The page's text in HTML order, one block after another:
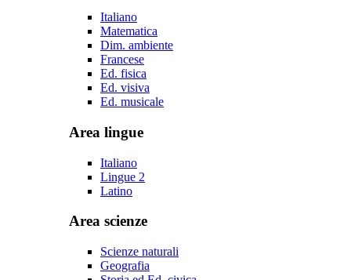
Italiano
Matematica
Dim. ambiente
Francese
Ed. fisica
Ed. visiva
Ed. musicale
Area lingue
Italiano
Lingue 2
Latino
Area scienze
Scienze naturali
Geografia